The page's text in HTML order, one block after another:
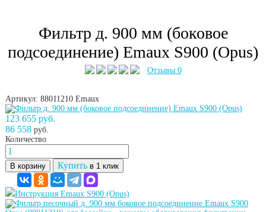
Фильтр д. 900 мм (боковое
подсоединение) Emaux S900 (Opus)
Отзывы 0
Артикул: 88011210 Emaux
123 655 руб.
86 558 руб.
Количество
В корзину Купить в 1 клик
Инструкция Emaux S900 (Opus)